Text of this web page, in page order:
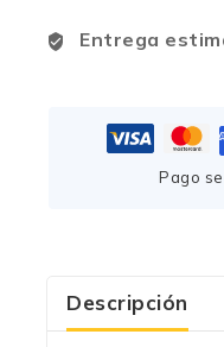
Entrega
Pago
Descripción